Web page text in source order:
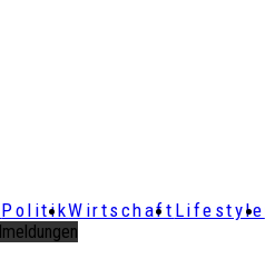
PolitikWirtschaft Lifestyle